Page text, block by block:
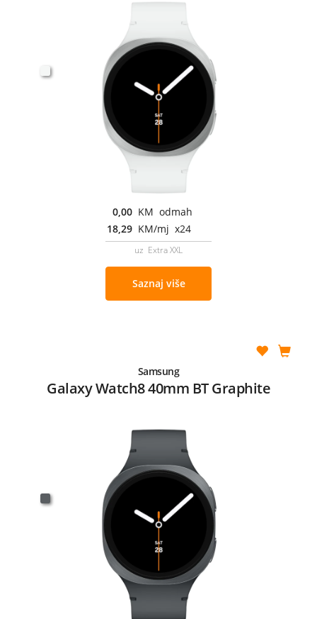
0,00 KM odmah
18,29 KM/mj x24
uz Extra XXL
Saznaj više
Samsung
Galaxy Watch8 40mm BT Graphite